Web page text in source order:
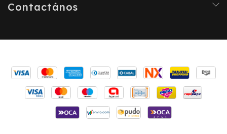
Contactános